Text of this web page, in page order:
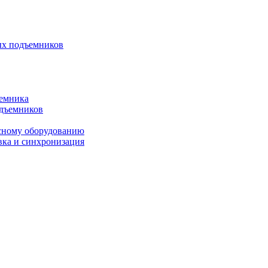
подъемников
оборудованию
и синхронизация